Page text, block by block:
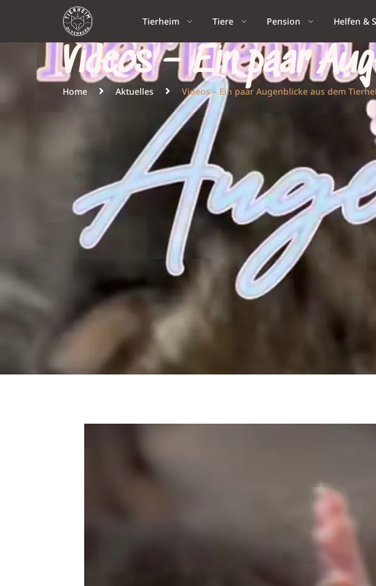
Tierheim Tiere Pension Helfen &
Videos – Ein paar
Home Aktuelles Videos – Ein paar Augenblicke aus dem